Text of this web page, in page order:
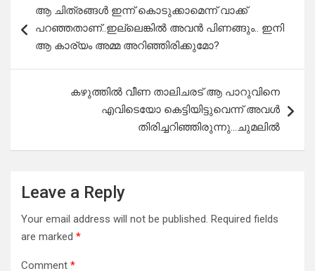
navigation
ആ ചിത്രങ്ങൾ ഇന്ന് കൊടുക്കാമെന്ന് വാക്ക്
പറഞ്ഞതാണ്..ഇല്ലെങ്കിൽ അവൻ പിണങ്ങും.. ഇനി
ആ കാര്യം അമ്മ അറിഞ്ഞിരിക്കുമോ?
കഴുത്തിൽ വീണ താലിചരട് ആ പാറുവിനെ
എവിടെയോ കെട്ടിയിട്ടുവെന്ന് അവൾ
തിരിച്ചറിഞ്ഞിരുന്നു…ചുമലിൽ
Leave a Reply
Your email address will not be published. Required fields
are marked *
Comment *